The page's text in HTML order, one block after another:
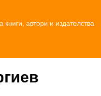
книги, автори и издателства